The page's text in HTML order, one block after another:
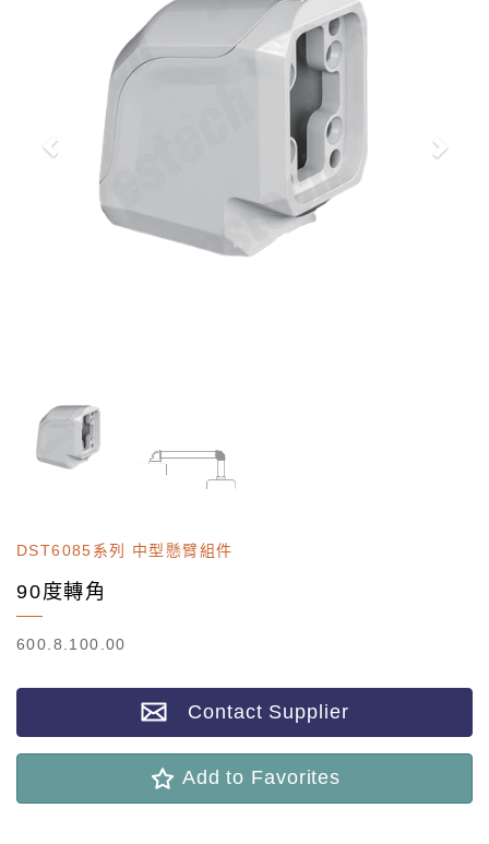
DST6085系列 中型懸臂組件
90度轉角
600.8.100.00
Contact Supplier
Add to Favorites